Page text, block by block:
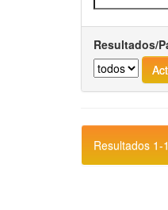
Resultados/
Resultados 1-